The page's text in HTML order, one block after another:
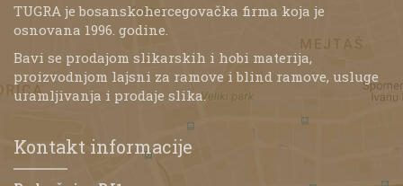
TUGRA je bosanskohercegovačka firma koja je
osnovana 1996. godine.
Bavi se prodajom slikarskih i hobi materija,
proizvodnjom lajsni za ramove i blind ramove, usluge
uramljivanja i prodaje slika.
Kontakt informacije